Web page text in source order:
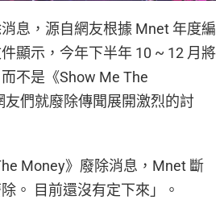
息，源自網友根據 Mnet 年度編
顯示，今年下半年 10 ~ 12 月將
不是《Show Me The
友們就廢除傳聞展開激烈的討
Money》廢除消息，Mnet 斷
。 目前還沒有定下來」。